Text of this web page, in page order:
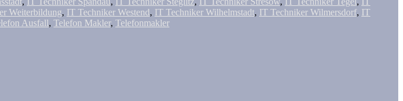
Weiterbildung, IT Techniker Westend, IT Techniker Wilhelmstadt, IT Techniker Wilmersdorf, IT
Ausfall, Telefon Makler, Telefonmakler